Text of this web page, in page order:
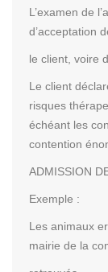
L’examen de
d’acceptation
le client, voire
Le client
risques
échéant les
contention
ADMISSION
Exemple :
Les animaux
mairie de la